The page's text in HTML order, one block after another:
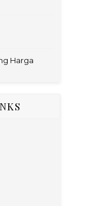
Harga